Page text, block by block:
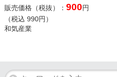
販売価格（税抜）： 900円
（税込 990円）
和気産業